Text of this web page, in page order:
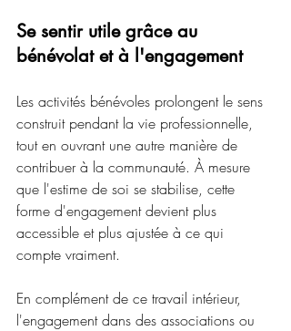
Se sentir utile grâce au
bénévolat et à l'engagement
Les activités bénévoles prolongent le sens
construit pendant la vie professionnelle,
tout en ouvrant une autre manière de
contribuer à la communauté. À mesure
que l'estime de soi se stabilise, cette
forme d'engagement devient plus
accessible et plus ajustée à ce qui
compte vraiment.
En complément de ce travail intérieur,
l'engagement dans des associations ou